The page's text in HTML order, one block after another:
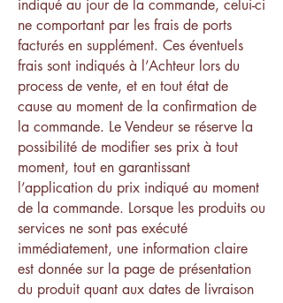
indiqué au jour de la commande, celui-ci
ne comportant par les frais de ports
facturés en supplément. Ces éventuels
frais sont indiqués à l’Achteur lors du
process de vente, et en tout état de
cause au moment de la confirmation de
la commande. Le Vendeur se réserve la
possibilité de modifier ses prix à tout
moment, tout en garantissant
l’application du prix indiqué au moment
de la commande. Lorsque les produits ou
services ne sont pas exécuté
immédiatement, une information claire
est donnée sur la page de présentation
du produit quant aux dates de livraison